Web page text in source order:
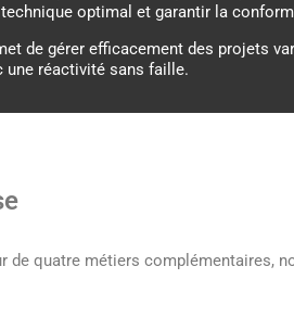
optimal et garantir la
de gérer efficacement des projets
une réactivité sans faille.
quatre métiers complémentaires,